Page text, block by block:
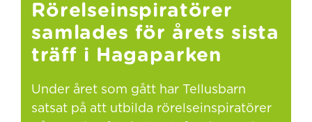
Rörelseinspiratörer
samlades för årets sista
träff i Hagaparken
Under året som gått har Tellusbarn
satsat på att utbilda rörelseinspiratörer